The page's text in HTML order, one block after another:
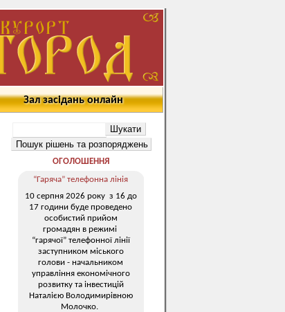
Зал засідань онлайн
ОГОЛОШЕННЯ
“Гаряча” телефонна лінія
10 серпня 2026 року з 16 до
17 години буде проведено
особистий прийом
громадян в режимі
“гарячої” телефонної лінії
заступником міського
голови - начальником
управління економічного
розвитку та інвестицій
Наталією Володимирівною
Молочко.